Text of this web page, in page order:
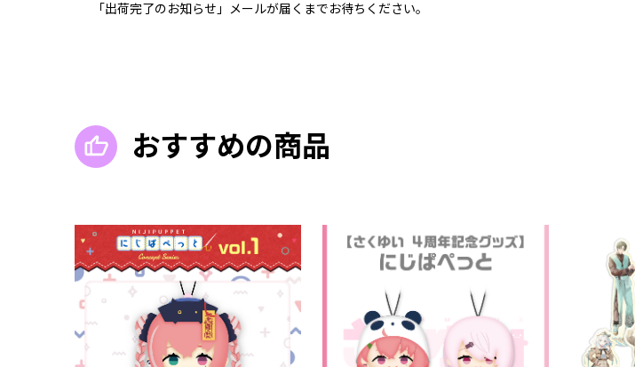
「出荷完了のお知らせ」メールが届くまでお待ちください。
おすすめの商品